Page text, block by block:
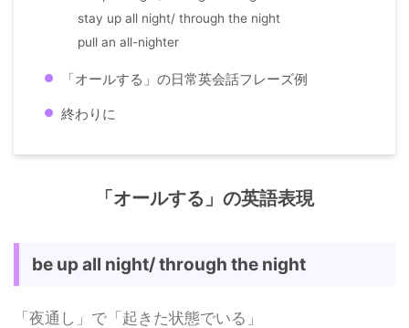
stay up all night/ through the night
pull an all-nighter
「オールする」の日常英会話フレーズ例
終わりに
「オールする」の英語表現
be up all night/ through the night
「夜通し」で「起きた状態でいる」